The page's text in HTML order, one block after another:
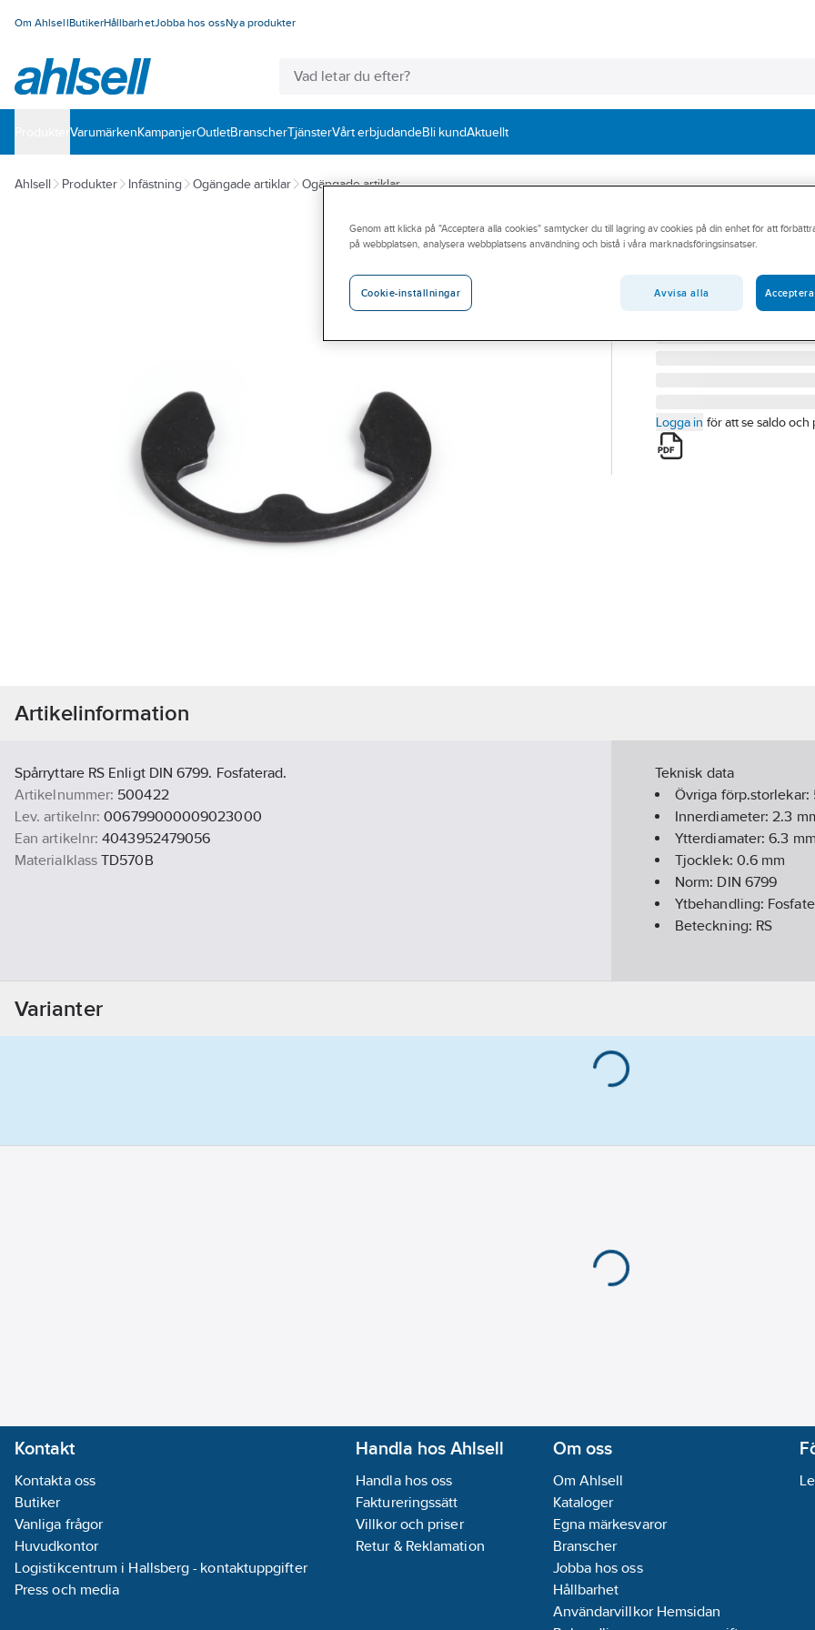
Om AhlsellButikerHållbarhetJobba hos ossNya produkter
VarumärkenKampanjerOutletBranscherTjänsterVårt erbjudandeBli kundAktuellt
Ahlsell Produkter Infästning Ogängade artiklar Ogängade artiklar
Spårryttare RS
SPÅRRYTTARE RS
500422
Lev. artikelnr:
Logga in för att se saldo och
Artikelinformation
Spårryttare RS Enligt DIN 6799. Fosfaterad.
Artikelnummer: 500422
Lev. artikelnr: 006799000009023000
Ean artikelnr: 4043952479056
Materialklass TD570B
Teknisk data
Övriga förp.storlekar:
Innerdiameter:2.3
Ytterdiamater:6.3 mm
Tjocklek: 0.6 mm
Norm: DIN 6799
Ytbehandling:
Beteckning: RS
Varianter
Kontakt
Kontakta oss
Butiker
Vanliga frågor
Huvudkontor
Logistikcentrum i Hallsberg - kontaktuppgifter
Press och media
Handla hos Ahlsell
Handla hos oss
Faktureringssätt
Villkor och priser
Retur & Reklamation
Om oss
Om Ahlsell
Kataloger
Egna märkesvaror
Branscher
Jobba hos oss
Hållbarhet
Användarvillkor Hemsidan
Genom att klicka på "Acceptera alla cookies" samtycker du till lagring av cookies på din enhet för att
på webbplatsen, analysera webbplatsens användning och bistå i våra marknadsföringsinsatser.
Cookie-inställningar Avvisa alla